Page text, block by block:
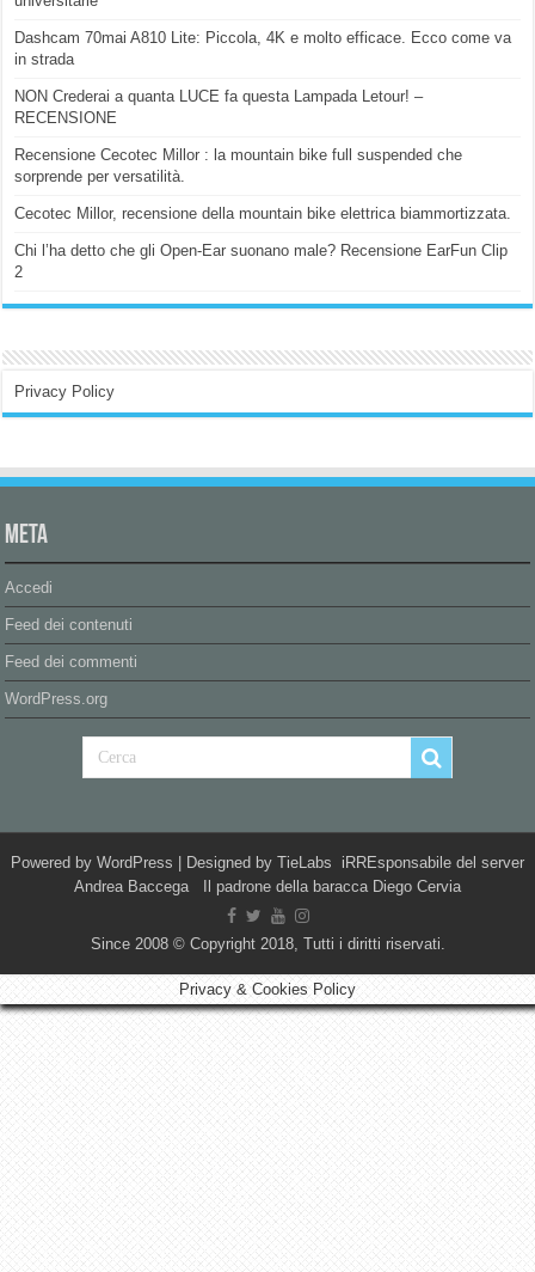
Dashcam 70mai A810 Lite: Piccola, 4K e molto efficace. Ecco come va
in strada
NON Crederai a quanta LUCE fa questa Lampada Letour! –
RECENSIONE
Recensione Cecotec Millor : la mountain bike full suspended che
sorprende per versatilità.
Cecotec Millor, recensione della mountain bike elettrica biammortizzata.
Chi l’ha detto che gli Open-Ear suonano male? Recensione EarFun Clip
2
Privacy Policy
Meta
Accedi
Feed dei contenuti
Feed dei commenti
WordPress.org
Powered by WordPress | Designed by TieLabs iRREsponsabile del server
Andrea Baccega Il padrone della baracca Diego Cervia
Since 2008 © Copyright 2018, Tutti i diritti riservati.
Privacy & Cookies Policy